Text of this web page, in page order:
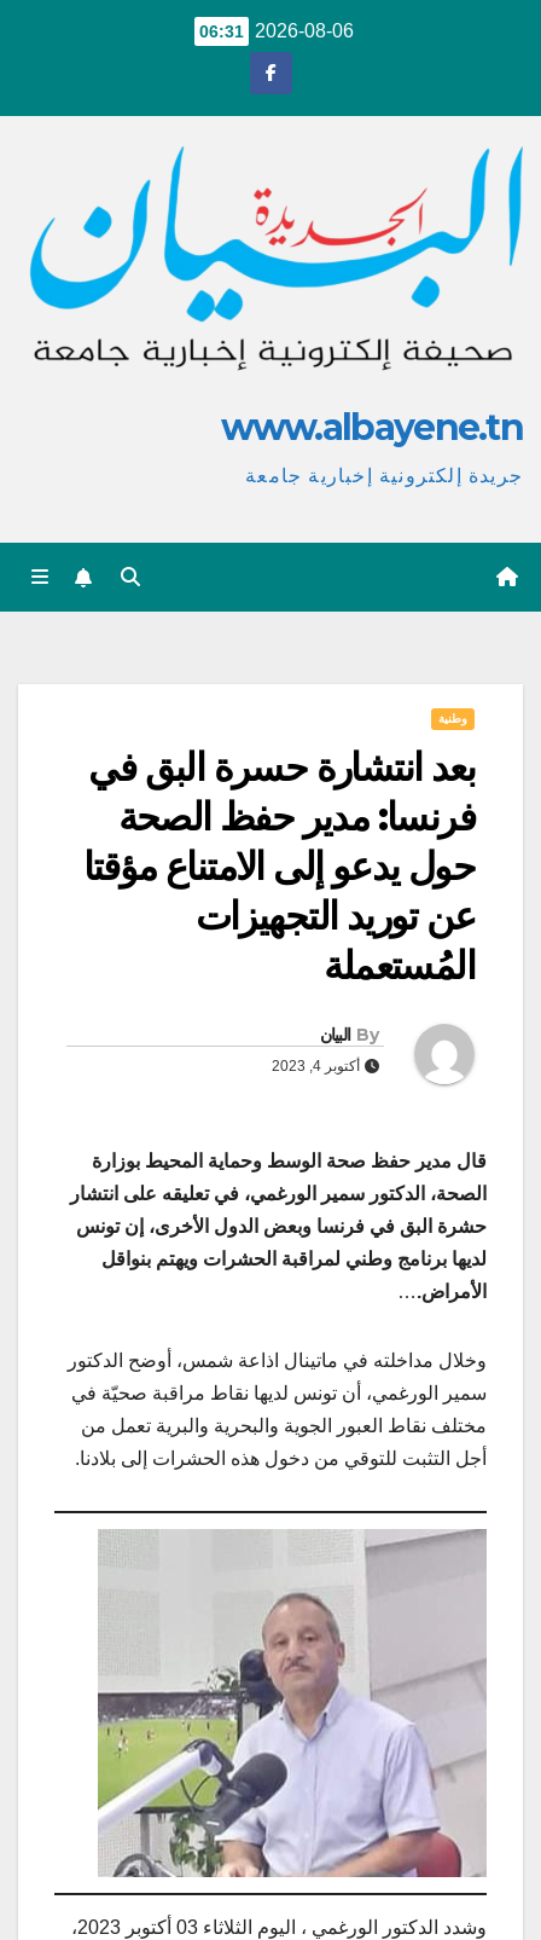
2026-08-06
06:31
www.albayene.tn
جريدة إلكترونية إخبارية جامعة
وطنية
بعد انتشارة حسرة البق في
فرنسا: مدير حفظ الصحة
حول يدعو إلى الامتناع مؤقتا
عن توريد التجهيزات
المُستعملة
By البيان
أكتوبر 4, 2023
قال مدير حفظ صحة الوسط وحماية المحيط بوزارة
الصحة، الدكتور سمير الورغمي، في تعليقه على انتشار
حشرة البق في فرنسا وبعض الدول الأخرى، إن تونس
لديها برنامج وطني لمراقبة الحشرات ويهتم بنواقل
الأمراض.…
وخلال مداخلته في ماتينال اذاعة شمس، أوضح الدكتور
سمير الورغمي، أن تونس لديها نقاط مراقبة صحيّة في
مختلف نقاط العبور الجوية والبحرية والبرية تعمل من
أجل التثبت للتوقي من دخول هذه الحشرات إلى بلادنا.
وشدد الدكتور الورغمي ، اليوم الثلاثاء 03 أكتوبر 2023،